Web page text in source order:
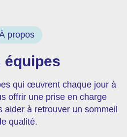
propos
équipes
qui œuvrent chaque jour à
offrir une prise en charge
aider à retrouver un sommeil
qualité.